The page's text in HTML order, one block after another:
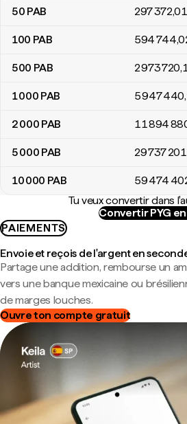
50 PAB 297 372,01
100 PAB 594 744
500 PAB 2 973 720
1 000 PAB 5 947 440
2 000 PAB 11 894
5 000 PAB 29 737 201
10 000 PAB 59 474
Tu veux convertir dans
Convertir PYG en
PAIEMENTS
Envoie et reçois de l'argent en
Partage une addition, rembourse un
vers une banque mexicaine ou
de marges louches.
Ouvre ton compte gratuit